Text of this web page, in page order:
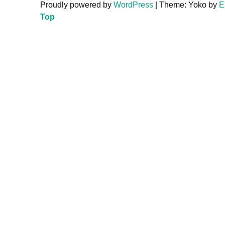
Proudly powered by WordPress Theme: Yoko by
Top